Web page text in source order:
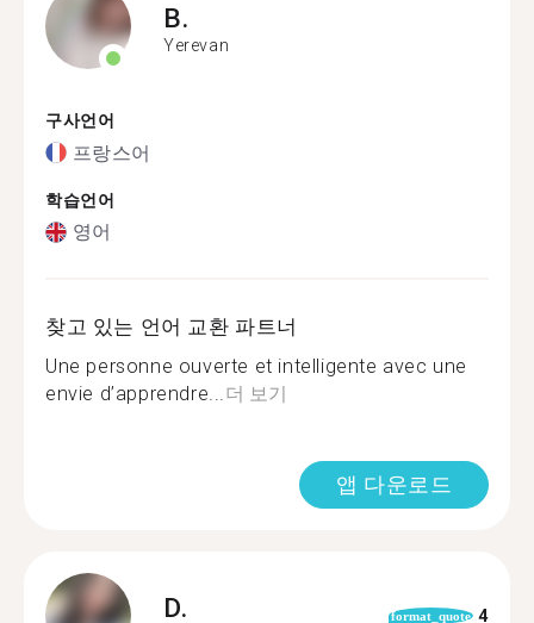
B.
Yerevan
구사언어
프랑스어
학습언어
영어
찾고 있는 언어 교환 파트너
Une personne ouverte et intelligente avec une
envie d’apprendre...더 보기
앱 다운로드
D. format_quote 4